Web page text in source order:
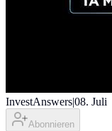
InvestAnswers|08. Juli
Abonnieren